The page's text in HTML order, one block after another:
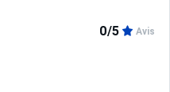
0/5 Avis